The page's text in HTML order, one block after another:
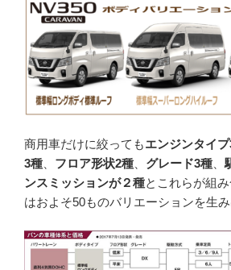
商用車だけに絞ってもエンジンタイ
3種
フロア形状2種 グレード3種
ンスミッションが２種とこれらが組
はおよそ50ものバリエーションを生み